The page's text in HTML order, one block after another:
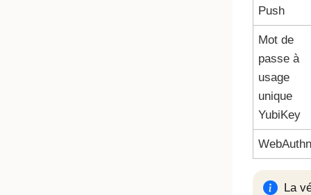
Push
Mot de
passe à
usage
unique
YubiKey
WebAuthn
La